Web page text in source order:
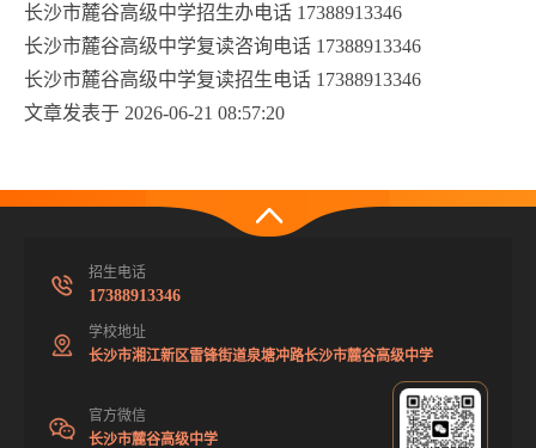
长沙市麓谷高级中学招生办电话 17388913346
长沙市麓谷高级中学复读咨询电话 17388913346
长沙市麓谷高级中学复读招生电话 17388913346
文章发表于 2026-06-21 08:57:20
招生电话
17388913346
学校地址
长沙市湘江新区雷锋街道泉塘冲路长沙市麓谷高级中学
官方微信
长沙市麓谷高级中学